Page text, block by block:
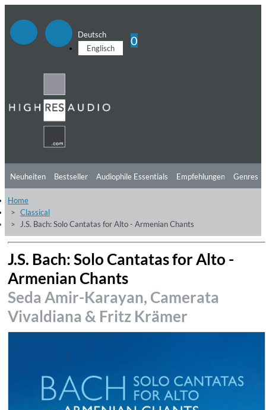
Deutsch
Englisch
0
Neuheiten Bestseller Audiophile Essentials Empfehlungen
Hörtipps
Videos
Genres
Home
Classical
J.S. Bach: Solo Cantatas for Alto - Armenian Chants
J.S. Bach: Solo Cantatas for Alto -
Armenian Chants
Seda Amir-Karayan, Camerata
Vivaldiana & Fritz Krämer